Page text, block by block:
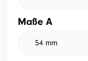
Maße A